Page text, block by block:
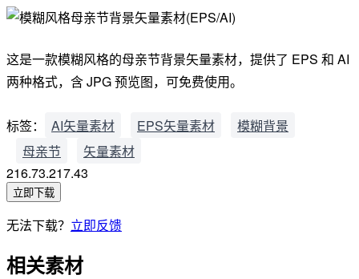
这是一款模糊风格的母亲节背景矢量素材，提供了 EPS 和 AI
两种格式，含 JPG 预览图，可免费使用。
标签： AI矢量素材 EPS矢量素材
模糊背景
母亲节
矢量素材
216.73.217.43
立即下载
无法下载？ 立即反馈
相关素材